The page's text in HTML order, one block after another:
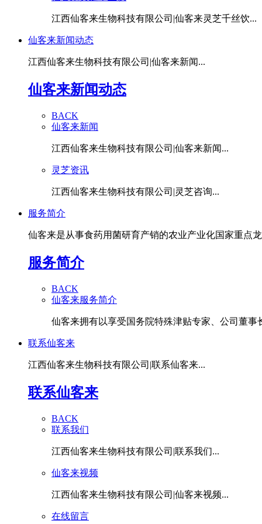
江西仙客来生物科技有限公司|仙客来灵芝千丝饮...
仙客来新闻动态
江西仙客来生物科技有限公司|仙客来新闻...
仙客来新闻动态
BACK
仙客来新闻
江西仙客来生物科技有限公司|仙客来新闻...
灵芝资讯
江西仙客来生物科技有限公司|灵芝咨询...
服务简介
仙客来是从事食药用菌研育产销的农业产业化国家重点
服务简介
BACK
仙客来服务简介
仙客来拥有以享受国务院特殊津贴专家、公司董事
联系仙客来
江西仙客来生物科技有限公司|联系仙客来...
联系仙客来
BACK
联系我们
江西仙客来生物科技有限公司|联系我们...
仙客来视频
江西仙客来生物科技有限公司|仙客来视频...
在线留言